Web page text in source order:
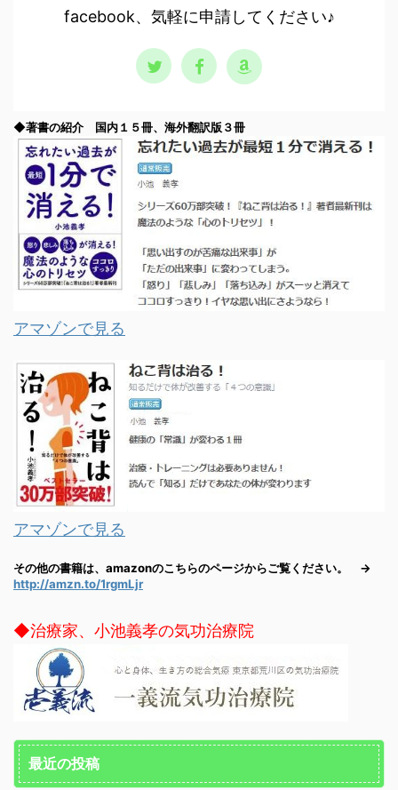
facebook、気軽に申請してください♪
◆著書の紹介 国内１５冊、海外翻訳版３冊
アマゾンで見る
アマゾンで見る
その他の書籍は、amazonのこちらのページからご覧ください。 →
http://amzn.to/1rgmLjr
◆治療家、小池義孝の気功治療院
最近の投稿